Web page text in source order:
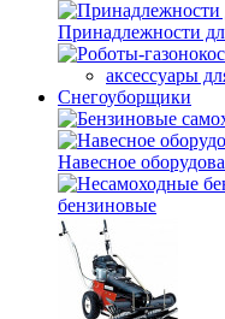
Принадлежности
аксессуары
Снегоуборщики
Навесное
бензиновые